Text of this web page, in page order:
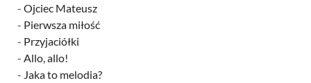
- Ojciec Mateusz
- Pierwsza miłość
- Przyjaciółki
- Allo, allo!
- Jaka to melodia?